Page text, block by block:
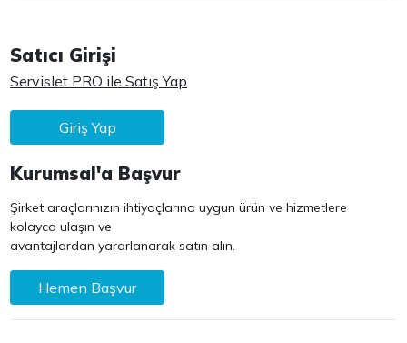
Satıcı Girişi
Servislet PRO ile Satış Yap
Giriş Yap
Kurumsal'a Başvur
Şirket araçlarınızın ihtiyaçlarına uygun ürün ve hizmetlere
kolayca ulaşın ve
avantajlardan yararlanarak satın alın.
Hemen Başvur